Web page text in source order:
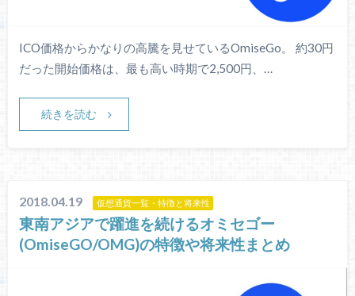
ICO価格からかなりの高騰を見せているOmiseGo。 約30円
だった開始価格は、最も高い時期で2,500円、…
続きを読む
2018.04.19 仮想通貨一覧・特徴と将来性
東南アジアで躍進を続けるオミセゴー
(OmiseGO/OMG)の特徴や将来性まとめ